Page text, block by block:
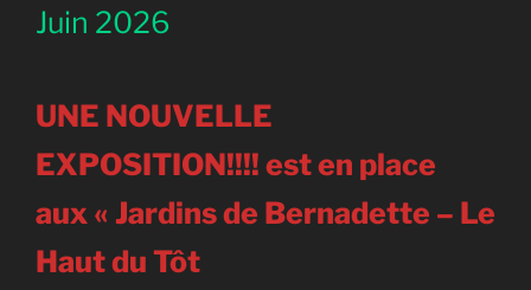
Juin 2026
UNE NOUVELLE
EXPOSITION!!!! est en place
aux « Jardins de Bernadette – Le
Haut du Tôt